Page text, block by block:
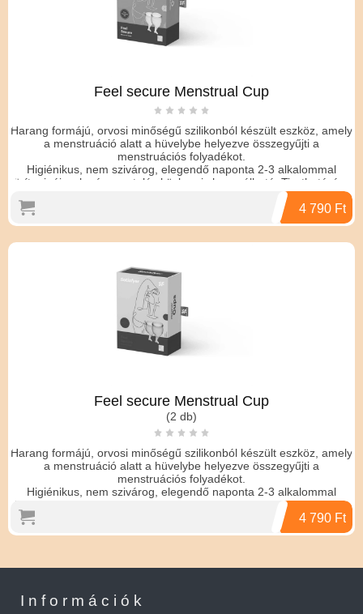
antibakteriális tároló táska található.
15 év gyártói garanciával !
Feel secure Menstrual Cup
Harang formájú, orvosi minőségű szilikonból készült eszköz, amely
a menstruáció alatt a hüvelybe helyezve összegyűjti a
menstruációs folyadékot.
Higiénikus, nem szivárog, elegendő naponta 2-3 alkalommal
üríteni, éjszaka és sportolás közben is használható. Tisztható, így
Bőrbarát, könnyen felhelyezhető, anyaga nem okoz irritációt
majd a hüvelybe helyezni. ahol az magától kipattan.
A tisztításhoz langyos, szappanos víz ajánlott.
A csomagban 2 db kehely, 1 15ml-es és 1 20ml-es, valamint egy
antibakteriális tároló táska található.
15 év gyártói garanciával !
4 790 Ft
Feel secure Menstrual Cup
(2 db)
Harang formájú, orvosi minőségű szilikonból készült eszköz, amely
a menstruáció alatt a hüvelybe helyezve összegyűjti a
menstruációs folyadékot.
Higiénikus, nem szivárog, elegendő naponta 2-3 alkalommal
üríteni, éjszaka és sportolás közben is használható. Tisztható, így
Bőrbarát, könnyen felhelyezhető, anyaga nem okoz irritációt
illatok.
majd a hüvelybe helyezni. ahol az magától kipattan.
A tisztításhoz langyos, szappanos víz ajánlott.
4 790 Ft
Információk